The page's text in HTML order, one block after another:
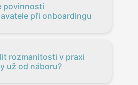
povinnosti
při onboardingu
rozmanitosti v praxi
už od náboru?